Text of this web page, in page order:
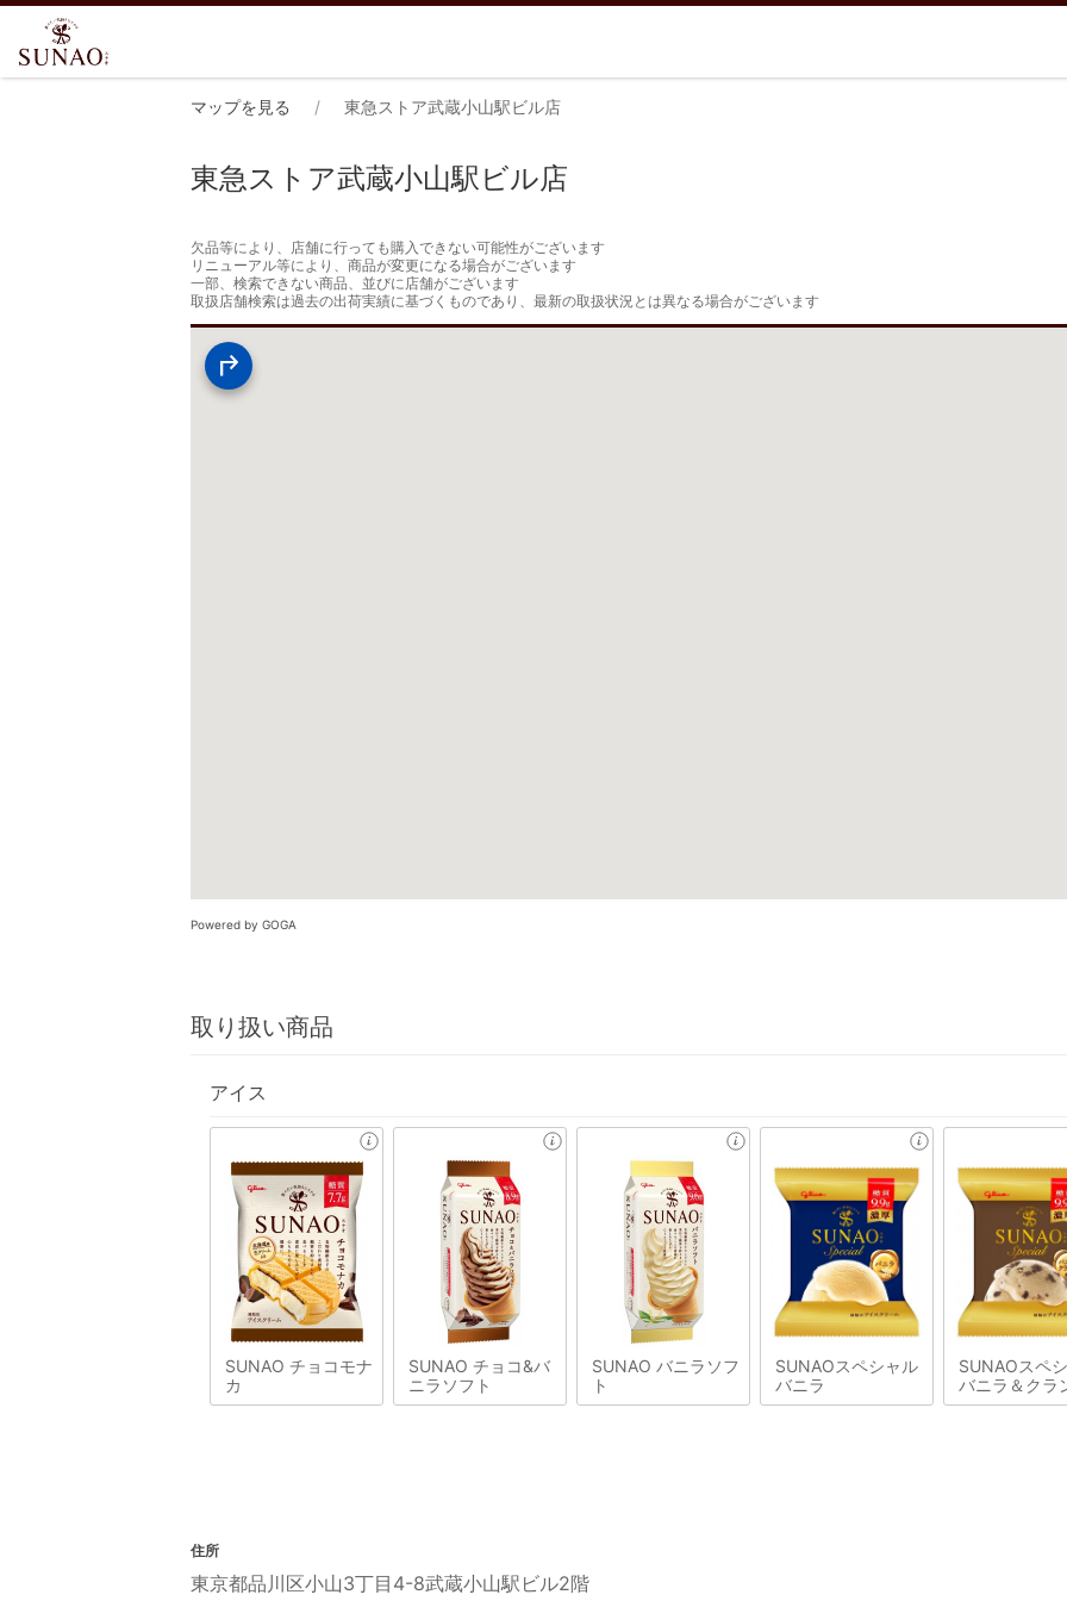
マップを見る 東急ストア武蔵小山駅ビル店
東急ストア武蔵小山駅ビル店
欠品等により、店舗に行っても購入できない可能性がございます
リニューアル等により、商品が変更になる場合がございます
一部、検索できない商品、並びに店舗がございます
取扱店舗検索は過去の出荷実績に基づくものであり、最新の取扱状況とは異なる場合がございます
Powered by GOGA
取り扱い商品
アイス
SUNAO チョコモナ
カ
SUNAO チョコ&バ
ニラソフト
SUNAO バニラソフ
ト
SUNAOスペシャル
バニラ
SUNAOスペ
バニラ＆クラ
住所
東京都品川区小山3丁目4-8武蔵小山駅ビル2階